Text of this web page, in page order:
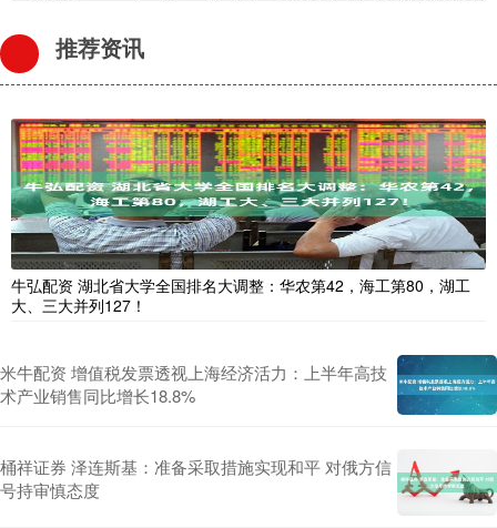
推荐资讯
牛弘配资 湖北省大学全国排名大调整：华农第42，海工第80，湖工
大、三大并列127！
米牛配资 增值税发票透视上海经济活力：上半年高技
术产业销售同比增长18.8%
桶祥证券 泽连斯基：准备采取措施实现和平 对俄方信
号持审慎态度